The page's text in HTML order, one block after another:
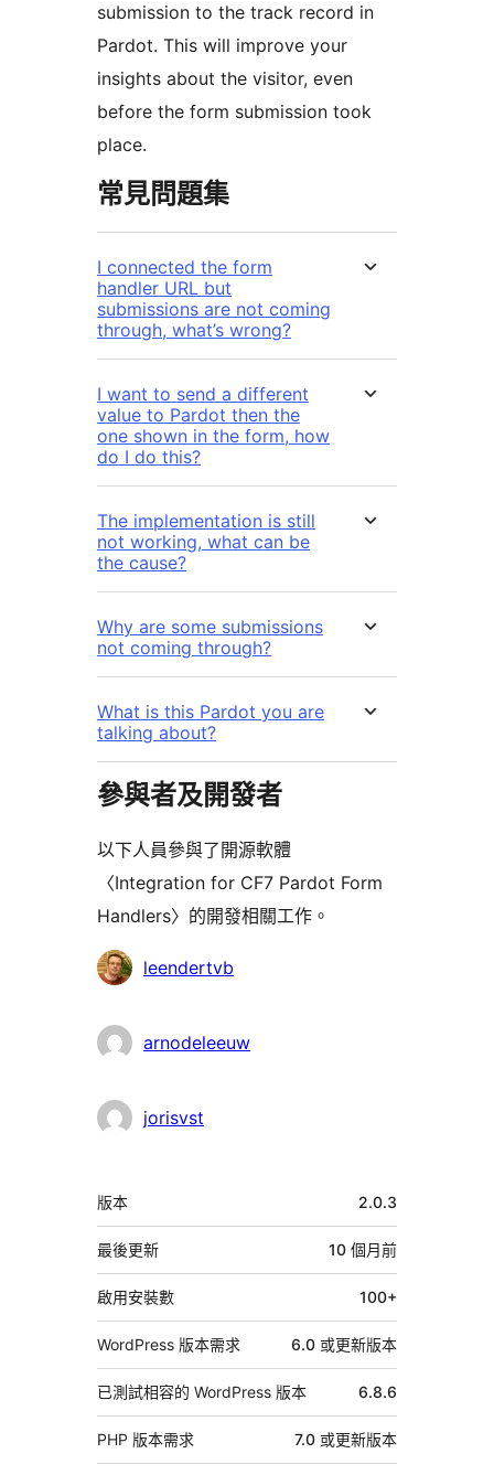
submission to the track record in
Pardot. This will improve your
insights about the visitor, even
before the form submission took
place.
常見問題集
I connected the form
handler URL but
submissions are not coming
through, what’s wrong?
I want to send a different
value to Pardot then the
one shown in the form, how
do I do this?
The implementation is still
not working, what can be
the cause?
Why are some submissions
not coming through?
What is this Pardot you are
talking about?
參與者及開發者
以下人員參與了開源軟體
〈Integration for CF7 Pardot Form
Handlers〉的開發相關工作。
參
者
leendertvb
arnodeleeuw
jorisvst
中
繼
資
料
版本 2.0.3
最後更新 10 個月前
啟用安裝數 100+
WordPress 版本需求 6.0 或更新版本
已測試相容的 WordPress 版本 6.8.6
PHP 版本需求 7.0 或更新版本